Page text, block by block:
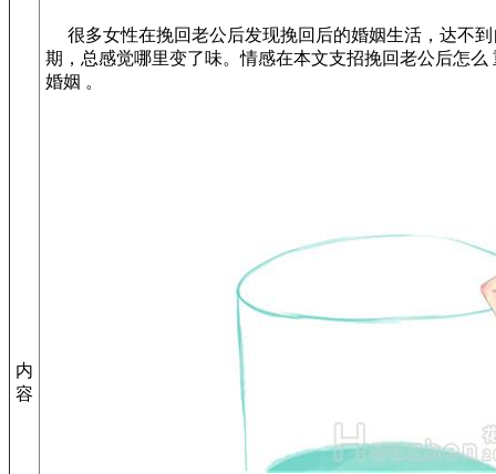
内
容
很多女性在挽回老公后发现挽回后的婚姻生活，达不到
期，总感觉哪里变了味。情感在本文支招挽回老公后怎么
婚姻 。